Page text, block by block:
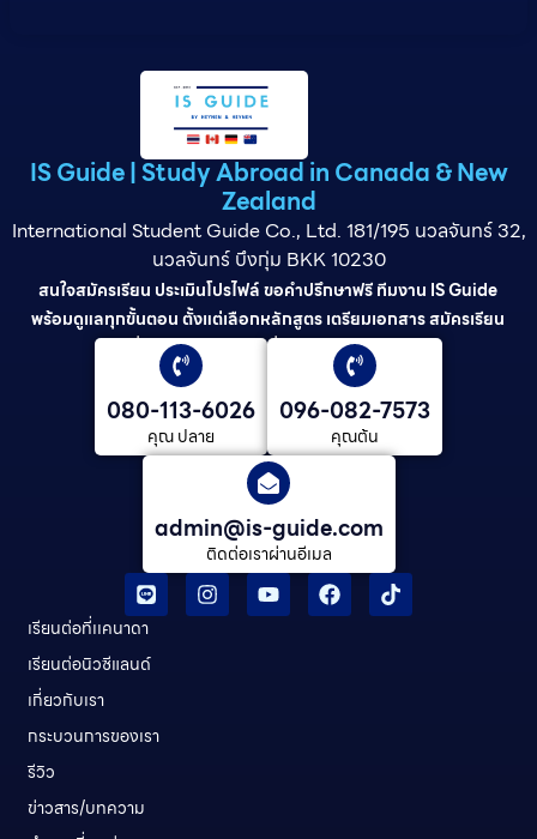
IS Guide | Study Abroad in Canada & New
Zealand
International Student Guide Co., Ltd. 181/195 นวลจันทร์ 32,
นวลจันทร์ บึงกุ่ม BKK 10230
สนใจสมัครเรียน ประเมินโปรไฟล์ ขอคำปรึกษาฟรี ทีมงาน IS Guide
พร้อมดูแลทุกขั้นตอน ตั้งแต่เลือกหลักสูตร เตรียมเอกสาร สมัครเรียน
ยื่นวีซ่า และดูแลต่อเนื่องจนจบการศึกษา
080-113-6026
คุณ ปลาย
096-082-7573
คุณต้น
admin@is-guide.com
ติดต่อเราผ่านอีเมล
เรียนต่อที่เเคนาดา
เรียนต่อนิวซีแลนด์​
เกี่ยวกับเรา
กระบวนการของเรา
รีวิว
ข่าวสาร/บทความ